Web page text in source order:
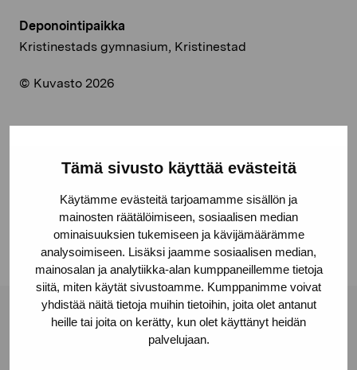
Tämä sivusto käyttää evästeitä
Käytämme evästeitä tarjoamamme sisällön ja
mainosten räätälöimiseen, sosiaalisen median
ominaisuuksien tukemiseen ja kävijämäärämme
analysoimiseen. Lisäksi jaamme sosiaalisen median,
mainosalan ja analytiikka-alan kumppaneillemme tietoja
siitä, miten käytät sivustoamme. Kumppanimme voivat
yhdistää näitä tietoja muihin tietoihin, joita olet antanut
heille tai joita on kerätty, kun olet käyttänyt heidän
palvelujaan.
Deponointipaikka
Kristinestads gymnasium, Kristinestad
© Kuvasto 2026
Facebook
Linkedin
Pro Artibus -säätiö